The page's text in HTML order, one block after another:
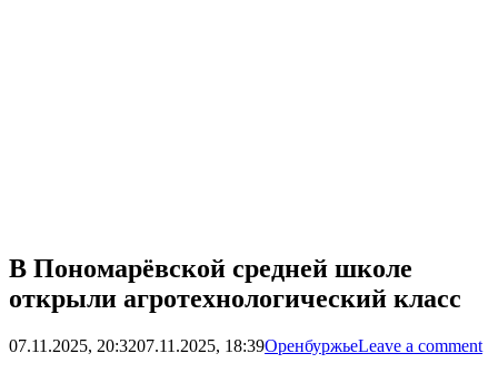
В Пономарёвской средней школе
открыли агротехнологический класс
07.11.2025, 20:3207.11.2025, 18:39ОренбуржьеLeave a comment